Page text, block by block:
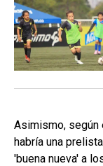
Asimismo, según
habría una
'buena nueva' a